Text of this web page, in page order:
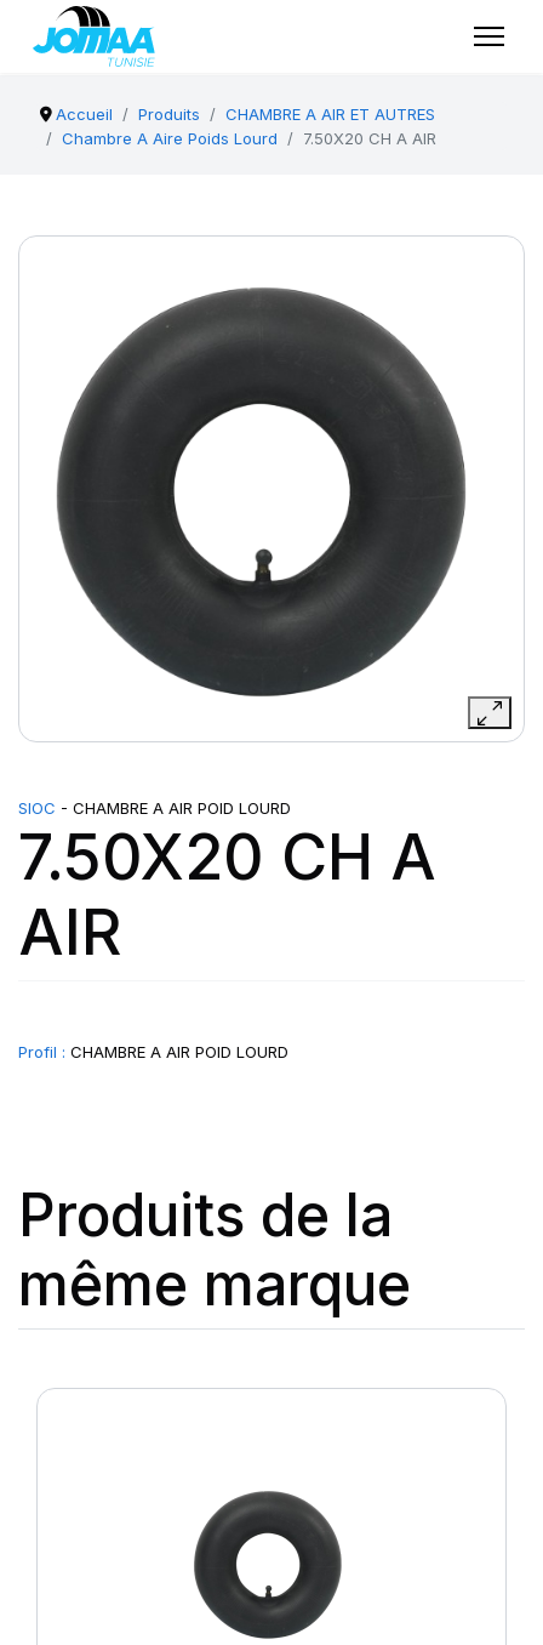
Accueil Produits
CHAMBRE A AIR ET AUTRES
Chambre A Aire Poids Lourd
7.50X20 CH A AIR
SIOC - CHAMBRE A AIR POID LOURD
7.50X20 CH A
AIR
Profil : CHAMBRE A AIR POID LOURD
Produits de la
même marque